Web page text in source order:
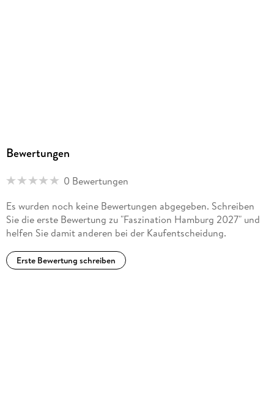
Bewertungen
0 Bewertungen
Es wurden noch keine Bewertungen abgegeben. Schreiben
Sie die erste Bewertung zu "Faszination Hamburg 2027" und
helfen Sie damit anderen bei der Kaufentscheidung.
Erste Bewertung schreiben